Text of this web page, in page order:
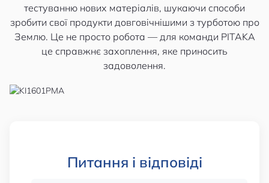
тестуванню нових матеріалів, шукаючи способи
зробити свої продукти довговічнішими з турботою про
Землю. Це не просто робота — для команди PITAKA
це справжнє захоплення, яке приносить
задоволення.
Питання і відповіді